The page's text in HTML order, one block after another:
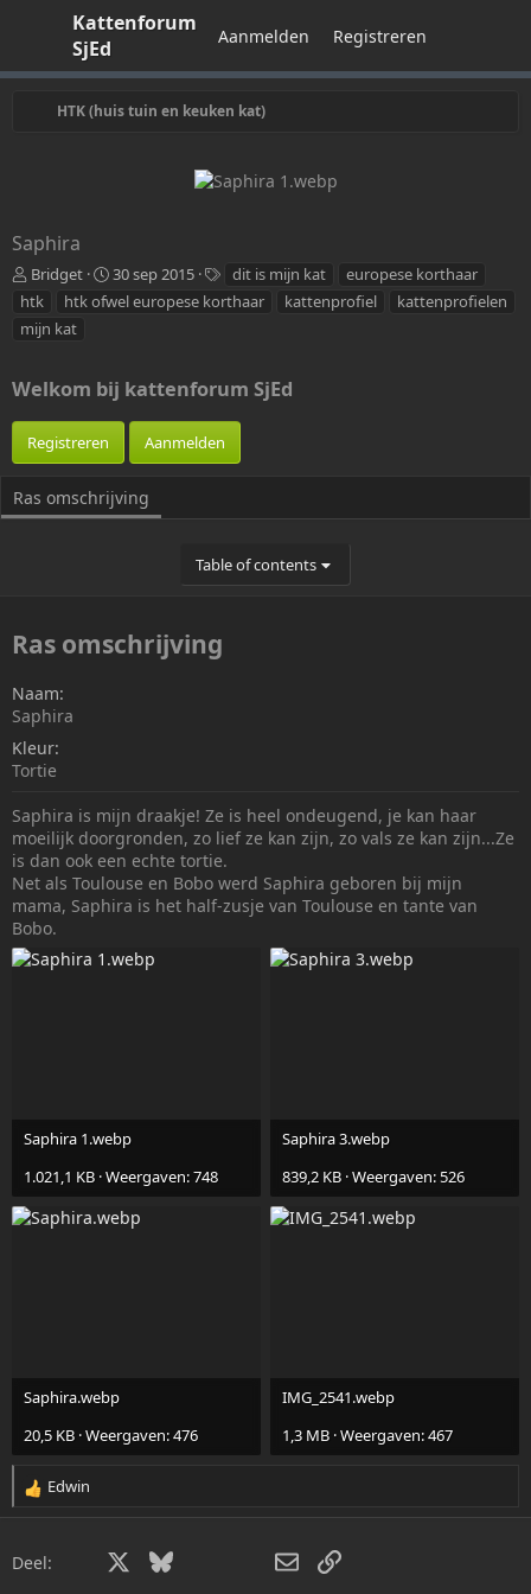
Kattenforum
SjEd
Aanmelden Registreren
HTK (huis tuin en keuken kat)
Saphira
T
o
g
v
o
e
g
d
o
Bridget
c
i
e
d
t
m
30 sep 2015
a
dit is mijn kat
europese korthaar
htk
htk ofwel europese korthaar kattenprofiel
kattenprofielen
mijn kat
Welkom bij kattenforum SjEd
Registreren Aanmelden
Ras omschrijving
Table of contents
Ras omschrijving
Naam
Saphira
Kleur
Tortie
Saphira is mijn draakje! Ze is heel ondeugend, je kan haar
moeilijk doorgronden, zo lief ze kan zijn, zo vals ze kan zijn...Ze
is dan ook een echte tortie.
Net als Toulouse en Bobo werd Saphira geboren bij mijn
mama, Saphira is het half-zusje van Toulouse en tante van
Bobo.
Saphira 1.webp
1.021,1 KB · Weergaven: 748
Saphira 3.webp
839,2 KB · Weergaven: 526
Saphira.webp
20,5 KB · Weergaven: 476
IMG_2541.webp
1,3 MB · Weergaven: 467
R
e
c
Edwin
Deel: Facebook BlueskyLinkedInWhatsApp
E-mailLink